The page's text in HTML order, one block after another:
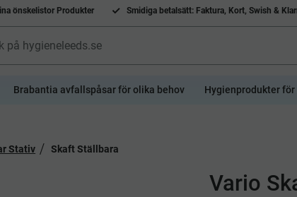
önskelistor Produkter Smidiga betalsätt: Faktura, Kort, Swish &
Brabantia avfallspåsar för olika behov Hygienprodukter
Stativ Skaft Ställbara
Vario